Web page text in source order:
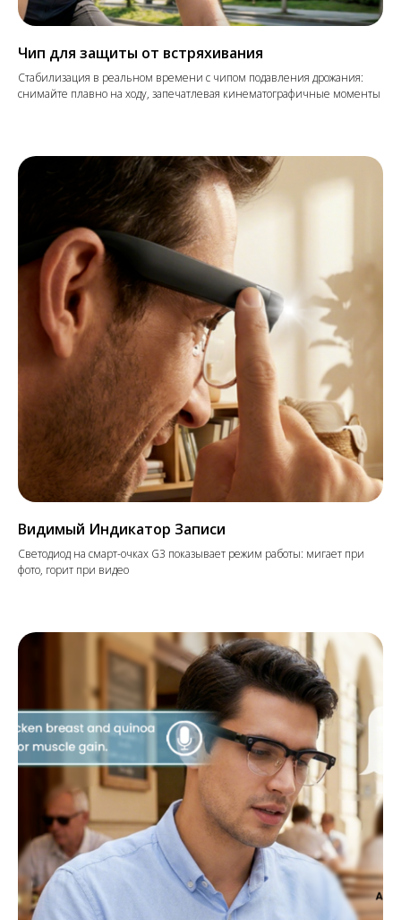
Чип для защиты от встряхивания
Стабилизация в реальном времени с чипом подавления дрожания:
снимайте плавно на ходу, запечатлевая кинематографичные моменты
Видимый Индикатор Записи
Светодиод на смарт-очках G3 показывает режим работы: мигает при
фото, горит при видео